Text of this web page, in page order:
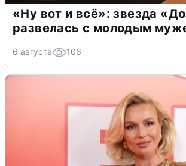
«Ну вот и всё»: звезда
развелась с молодым
6 августа 106